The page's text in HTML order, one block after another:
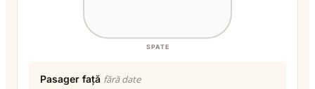
SPATE
Pasager față fără date